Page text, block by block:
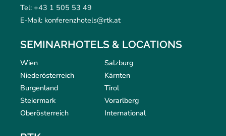
Tel: +43 1 505 53 49
E-Mail: konferenzhotels@rtk.at
SEMINARHOTELS & LOCATIONS
Wien
Niederösterreich
Burgenland
Steiermark
Oberösterreich
Salzburg
Kärnten
Tirol
Vorarlberg
International